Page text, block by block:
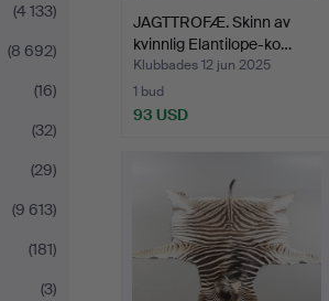
(4 133)
(8 692)
(16)
(32)
(29)
(9 613)
(181)
(3)
JAGTTROFÆ. Skinn av
kvinnlig Elantilope-ko…
Klubbades 12 jun 2025
1 bud
93 USD